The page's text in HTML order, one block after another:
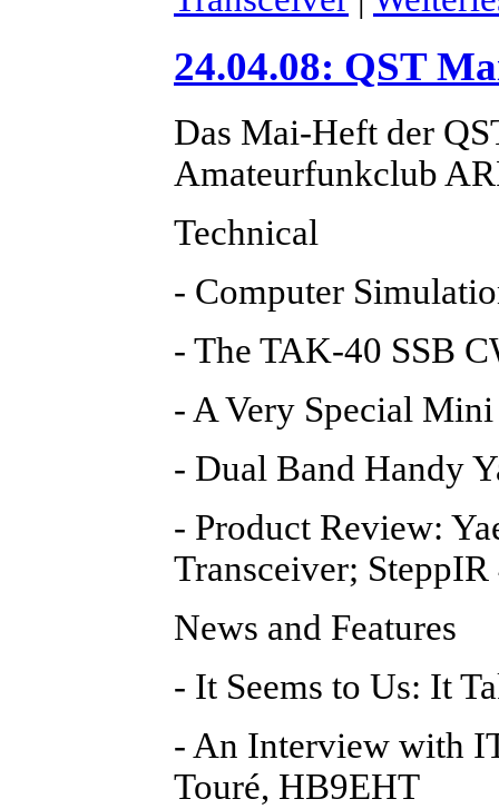
24.04.08: QST
Das Mai-Heft der
Amateurfunkclub
Technical
- Computer
- The TAK-40 SSB
- A Very Special
- Dual Band Handy
- Product Review:
Transceiver;
News and Features
- It Seems to Us: It
- An Interview with
Touré, HB9EHT